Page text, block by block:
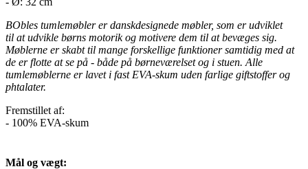
BObles tumlemøbler er danskdesignede møbler, som er udviklet
til at udvikle børns motorik og motivere dem til at bevæges sig.
Møblerne er skabt til mange forskellige funktioner samtidig med at
de er flotte at se på - både på børneværelset og i stuen. Alle
tumlemøblerne er lavet i fast EVA-skum uden farlige giftstoffer og
phtalater.
Fremstillet af:
- 100% EVA-skum
Mål og vægt: